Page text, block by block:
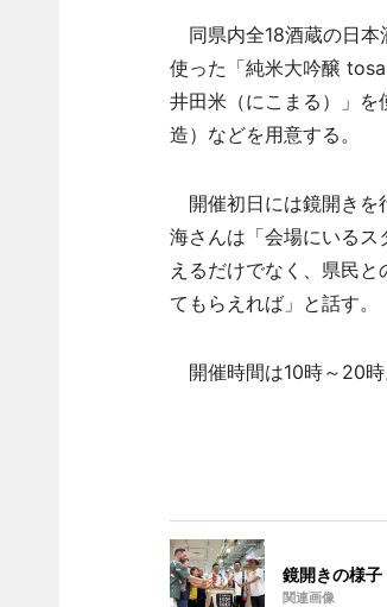
同県内全18酒蔵の日本
使った「純米大吟醸
井田米（にこまる）」
造）などを用意する。
開催初日には鏡開きを
海さんは「会場にいる
えるだけでなく、県民
てもらえれば」と話す。
開催時間は10時～20時
鏡開きの様子
関連画像